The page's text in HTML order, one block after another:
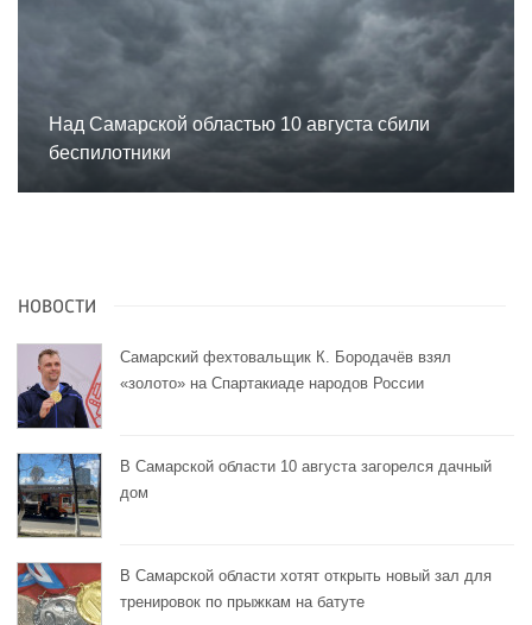
Над Самарской областью 10 августа сбили
беспилотники
НОВОСТИ
Самарский фехтовальщик К. Бородачёв взял
«золото» на Спартакиаде народов России
В Самарской области 10 августа загорелся дачный
дом
В Самарской области хотят открыть новый зал для
тренировок по прыжкам на батуте